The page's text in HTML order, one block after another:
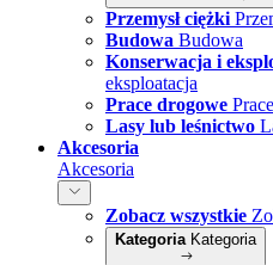
Przemysł ciężki
Budowa Budowa
Konserwacja i
eksploatacja
Prace drogowe
Lasy lub leśnictwo
Akcesoria
Akcesoria
Zobacz wszystkie
Kategoria Kategoria